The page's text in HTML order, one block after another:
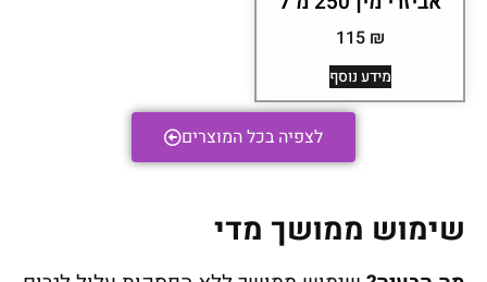
115 ₪
מידע נוסף
לצפיה בכל המוצרים
שימוש ממושך מדי